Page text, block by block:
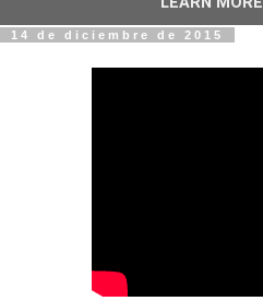
14 de diciembre de 2015